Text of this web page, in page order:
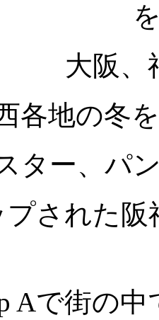
大阪
各地の冬
ター、パ
された
Aで街の